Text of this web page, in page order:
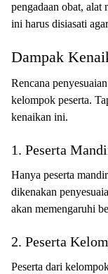
pengadaan obat, alat
ini harus disiasati
Dampak
Rencana
kelompok peserta.
kenaikan ini.
1. Peserta
Hanya peserta
dikenakan
akan memengaruhi
2. Peserta
Peserta dari